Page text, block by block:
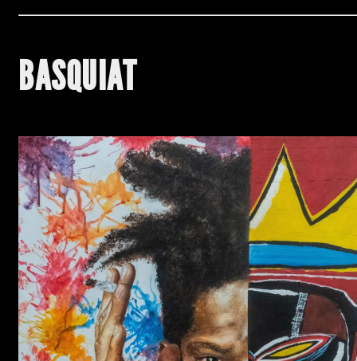
BASQUIAT